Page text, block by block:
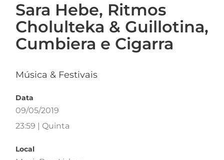
Sara Hebe, Ritmos
Cholulteka & Guillotina,
Cumbiera e Cigarra
Música & Festivais
Data
09/05/2019
23:59 | Quinta
Local